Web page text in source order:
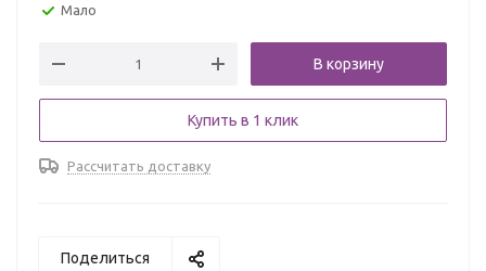
Мало
В корзину
Купить в 1 клик
Рассчитать доставку
Поделиться